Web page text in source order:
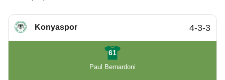
Konyaspor 4-3-3
61
Paul Bernardoni